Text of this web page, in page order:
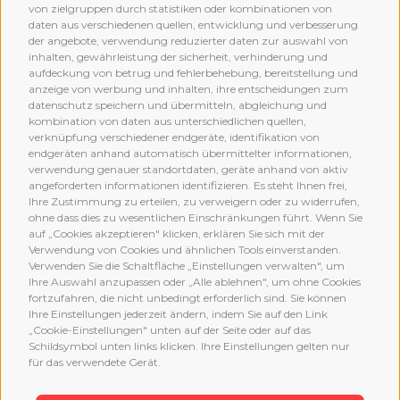
von zielgruppen durch statistiken oder kombinationen von
daten aus verschiedenen quellen, entwicklung und verbesserung
der angebote, verwendung reduzierter daten zur auswahl von
inhalten, gewährleistung der sicherheit, verhinderung und
aufdeckung von betrug und fehlerbehebung, bereitstellung und
anzeige von werbung und inhalten, ihre entscheidungen zum
datenschutz speichern und übermitteln, abgleichung und
kombination von daten aus unterschiedlichen quellen,
verknüpfung verschiedener endgeräte, identifikation von
endgeräten anhand automatisch übermittelter informationen,
verwendung genauer standortdaten, geräte anhand von aktiv
angeforderten informationen identifizieren. Es steht Ihnen frei,
Ihre Zustimmung zu erteilen, zu verweigern oder zu widerrufen,
ohne dass dies zu wesentlichen Einschränkungen führt. Wenn Sie
auf „Cookies akzeptieren" klicken, erklären Sie sich mit der
Verwendung von Cookies und ähnlichen Tools einverstanden.
Verwenden Sie die Schaltfläche „Einstellungen verwalten", um
Ihre Auswahl anzupassen oder „Alle ablehnen", um ohne Cookies
fortzufahren, die nicht unbedingt erforderlich sind. Sie können
Ihre Einstellungen jederzeit ändern, indem Sie auf den Link
„Cookie-Einstellungen" unten auf der Seite oder auf das
Schildsymbol unten links klicken. Ihre Einstellungen gelten nur
für das verwendete Gerät.
MEMBERSHIP